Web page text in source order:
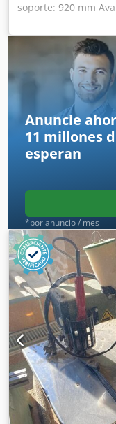
soporte: 920 mm
chapa: aprox. 0,4 -
comprimido
Crjdpey H Hgkefx Al
Anuncie
11 millones
esperan
*por anuncio / mes